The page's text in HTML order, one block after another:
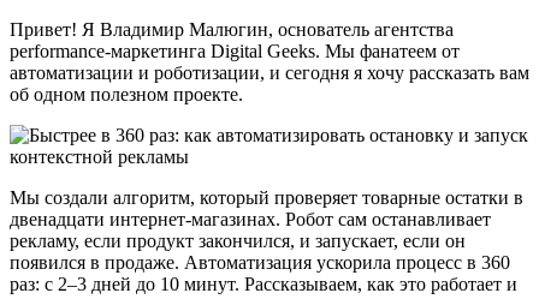
Привет! Я Владимир Малюгин, основатель агентства
performance-маркетинга Digital Geeks. Мы фанатеем от
автоматизации и роботизации, и сегодня я хочу рассказать вам
об одном полезном проекте.
Мы создали алгоритм, который проверяет товарные остатки в
двенадцати интернет-магазинах. Робот сам останавливает
рекламу, если продукт закончился, и запускает, если он
появился в продаже. Автоматизация ускорила процесс в 360
раз: с 2–3 дней до 10 минут. Рассказываем, как это работает и